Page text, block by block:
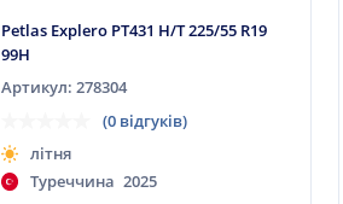
Petlas Explero PT431 H/T 225/55 R19
99H
Артикул: 278304
(0 відгуків)
літня
Туреччина 2025